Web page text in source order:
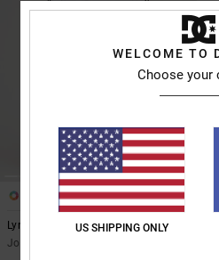
Lynx
Jogging Sherpa Noir Unisexe
WELCOME TO
Choose your
US SHIPPING ONLY